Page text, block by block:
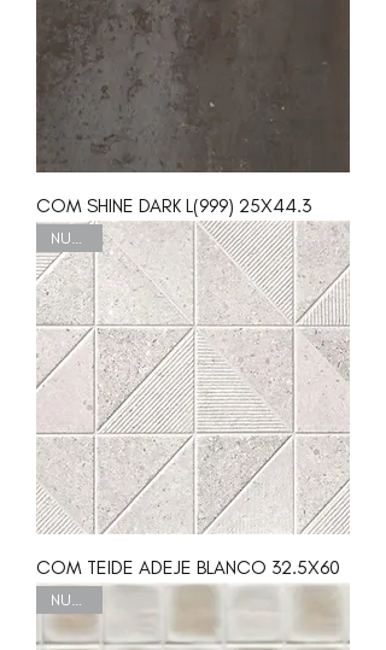
COM SHINE DARK L(999) 25X44.3
NUEVO
COM TEIDE ADEJE BLANCO 32.5X60
NUEVO